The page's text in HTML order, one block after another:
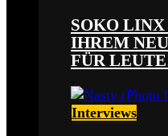
SOKO
IHREM
FÜR
Interviews